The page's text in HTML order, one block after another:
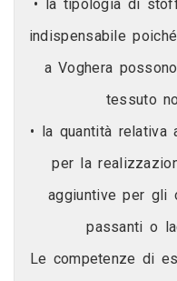
• la tipologia di
indispensabile
a Voghera
tessuto
• la quantità relativa
per la
aggiuntive per gli
passanti o
Le competenze di